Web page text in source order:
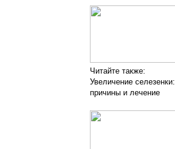
Читайте также:
Увеличение селезенки:
причины и лечение